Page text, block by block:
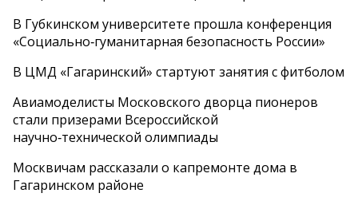
В Губкинском университете прошла конференция
«Социально‑гуманитарная безопасность России»
В ЦМД «Гагаринский» стартуют занятия с фитболом
Авиамоделисты Московского дворца пионеров
стали призерами Всероссийской
научно‑технической олимпиады
Москвичам рассказали о капремонте дома в
Гагаринском районе